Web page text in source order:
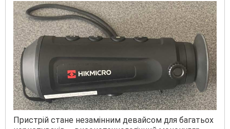
Пристрій стане незамінним девайсом для багатьох